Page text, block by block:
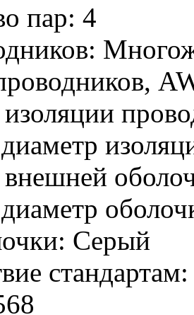
пар: 4
Серый
стандартам: